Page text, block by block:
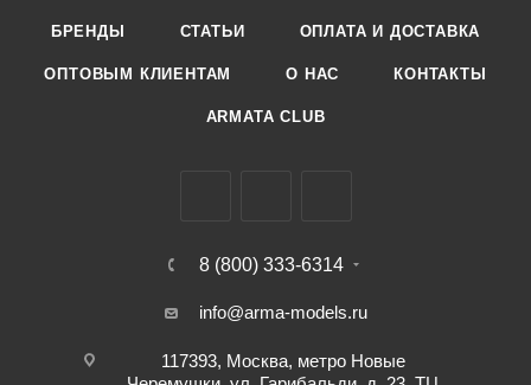
БРЕНДЫ СТАТЬИ ОПЛАТА И ДОСТАВКА
ОПТОВЫМ КЛИЕНТАМ О НАС КОНТАКТЫ
ARMATA CLUB
8 (800) 333-6314
info@arma-models.ru
117393, Москва, метро Новые